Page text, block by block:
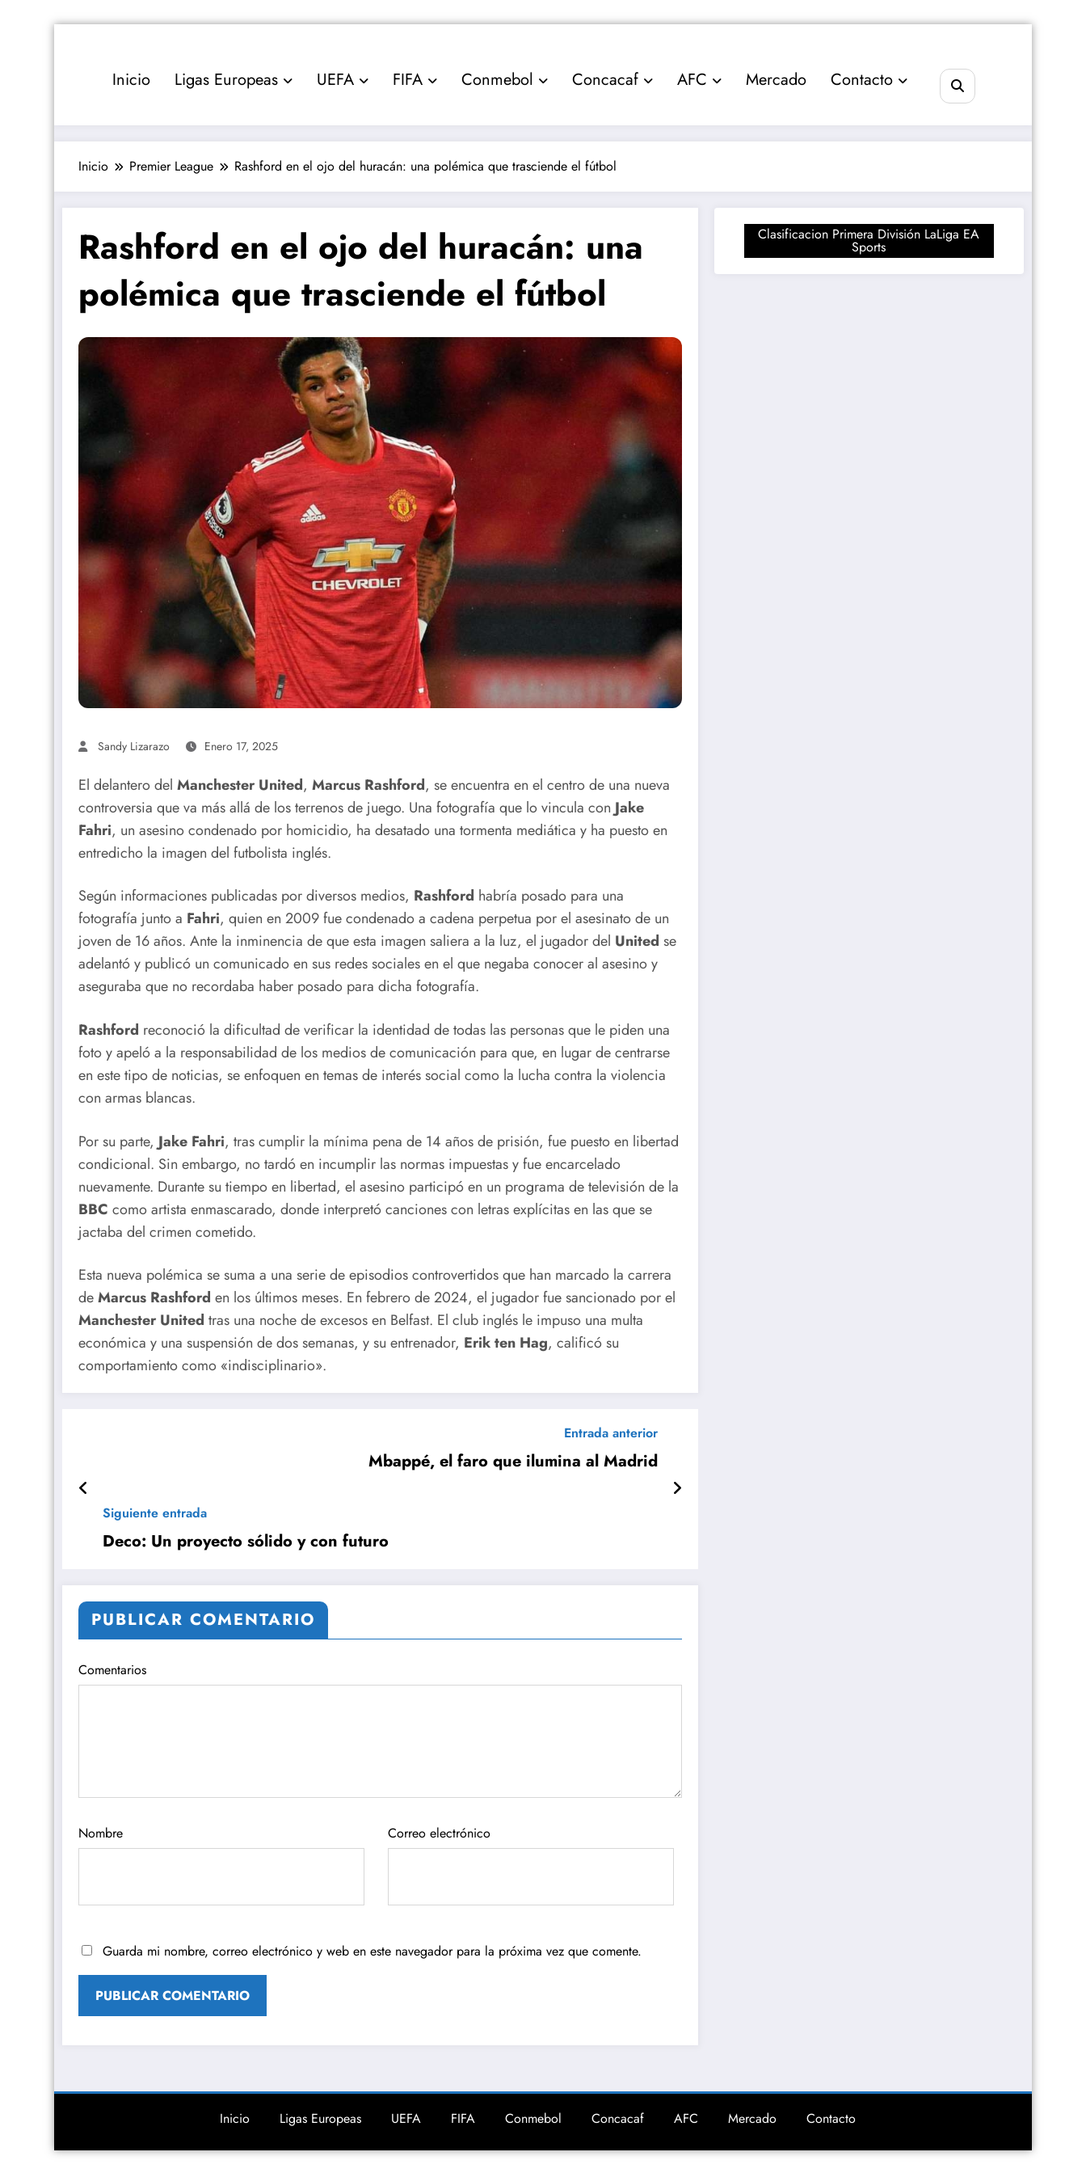
Inicio Ligas Europeas UEFA FIFA Conmebol Concacaf AFC Mercado Contacto
Inicio Premier League Rashford en el ojo del huracán: una polémica que trasciende el fútbol
Rashford en el ojo del huracán: una
polémica que trasciende el fútbol
Sandy Lizarazo Enero 17, 2025
El delantero del Manchester United, Marcus Rashford, se encuentra en el centro de una nueva
controversia que va más allá de los terrenos de juego. Una fotografía que lo vincula con Jake
Fahri, un asesino condenado por homicidio, ha desatado una tormenta mediática y ha puesto en
entredicho la imagen del futbolista inglés.
Según informaciones publicadas por diversos medios, Rashford habría posado para una
fotografía junto a Fahri, quien en 2009 fue condenado a cadena perpetua por el asesinato de un
joven de 16 años. Ante la inminencia de que esta imagen saliera a la luz, el jugador del United se
adelantó y publicó un comunicado en sus redes sociales en el que negaba conocer al asesino y
aseguraba que no recordaba haber posado para dicha fotografía.
Rashford reconoció la dificultad de verificar la identidad de todas las personas que le piden una
foto y apeló a la responsabilidad de los medios de comunicación para que, en lugar de centrarse
en este tipo de noticias, se enfoquen en temas de interés social como la lucha contra la violencia
con armas blancas.
Por su parte, Jake Fahri, tras cumplir la mínima pena de 14 años de prisión, fue puesto en libertad
condicional. Sin embargo, no tardó en incumplir las normas impuestas y fue encarcelado
nuevamente. Durante su tiempo en libertad, el asesino participó en un programa de televisión de la
BBC como artista enmascarado, donde interpretó canciones con letras explícitas en las que se
jactaba del crimen cometido.
Esta nueva polémica se suma a una serie de episodios controvertidos que han marcado la carrera
deMarcus Rashford en los últimos meses. En febrero de 2024, el jugador fue sancionado por el
Manchester United tras una noche de excesos en Belfast. El club inglés le impuso una multa
económica y una suspensión de dos semanas, y su entrenador, Erik ten Hag, calificó su
comportamiento como «indisciplinario».
Entrada anterior
Mbappé, el faro que ilumina al Madrid
Siguiente entrada
Deco: Un proyecto sólido y con futuro
PUBLICAR COMENTARIO
Comentarios
Nombre Correo electrónico
Guarda mi nombre, correo electrónico y web en este navegador para la próxima vez que comente.
Clasificacion Primera División LaLiga EA
Sports
Inicio Ligas Europeas UEFA FIFA Conmebol Concacaf AFC Mercado Contacto